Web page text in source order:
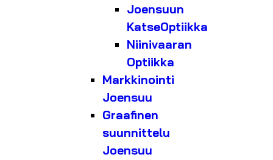
Joensuun
KatseOptiikka
Niinivaaran
Optiikka
Markkinointi
Joensuu
Graafinen
suunnittelu
Joensuu